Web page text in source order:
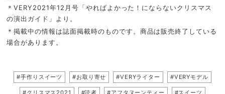
＊VERY2021年12月号「やればよかった！にならないクリスマス
の演出ガイド」より。
＊掲載中の情報は誌面掲載時のものです。商品は販売終了している
場合があります。
#手作りスイーツ #お取り寄せ #VERYライター #VERYモデル